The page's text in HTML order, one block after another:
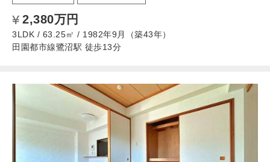
2,380万円
3LDK / 63.25㎡ / 1982年9月（築43年）
田園都市線鷺沼駅 徒歩13分